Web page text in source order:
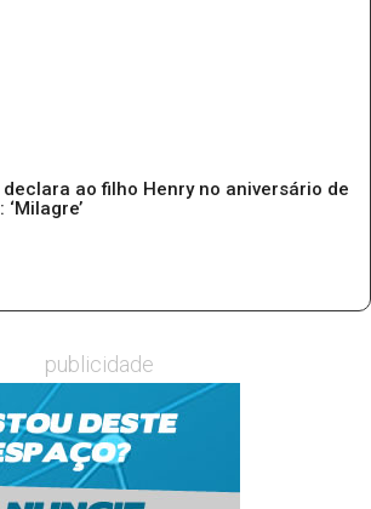
ao filho Henry no aniversário de
publicidade